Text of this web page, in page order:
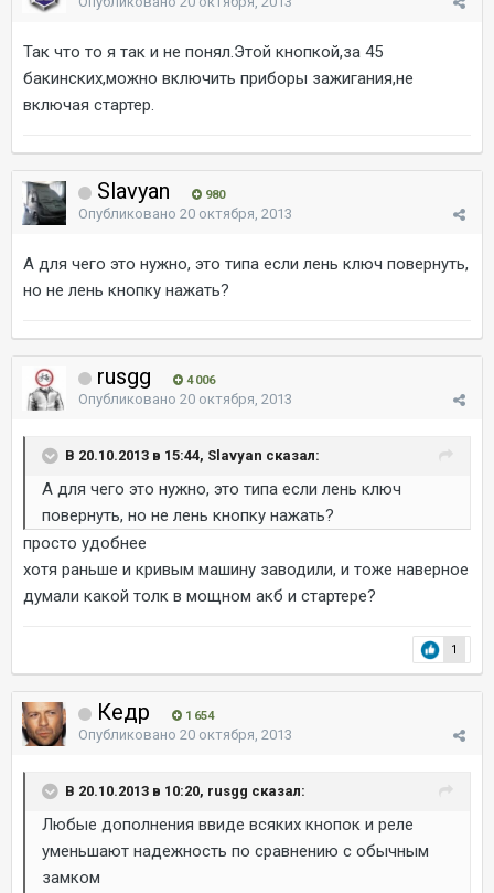
Так что то я так и не понял.Этой кнопкой,за 45
бакинских,можно включить приборы зажигания,не
включая стартер.
Slavyan 980
Опубликовано 20 октября, 2013
А для чего это нужно, это типа если лень ключ повернуть,
но не лень кнопку нажать?
rusgg 4 006
Опубликовано 20 октября, 2013
В 20.10.2013 в 15:44, Slavyan сказал:
А для чего это нужно, это типа если лень ключ
повернуть, но не лень кнопку нажать?
просто удобнее
хотя раньше и кривым машину заводили, и тоже наверное
думали какой толк в мощном акб и стартере?
1
Кедр 1 654
Опубликовано 20 октября, 2013
В 20.10.2013 в 10:20, rusgg сказал:
Любые дополнения ввиде всяких кнопок и реле
уменьшают надежность по сравнению с обычным
замком